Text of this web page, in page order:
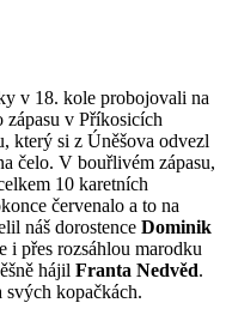
v 18. kole probojovali na
v Příkosicích
který si z Úněšova odvezl
čelo. V bouřlivém zápasu,
10 karetních
červenalo a to na
náš dorostence Dominik
i přes rozsáhlou marodku
hájil Franta Nedvěd.
svých kopačkách.